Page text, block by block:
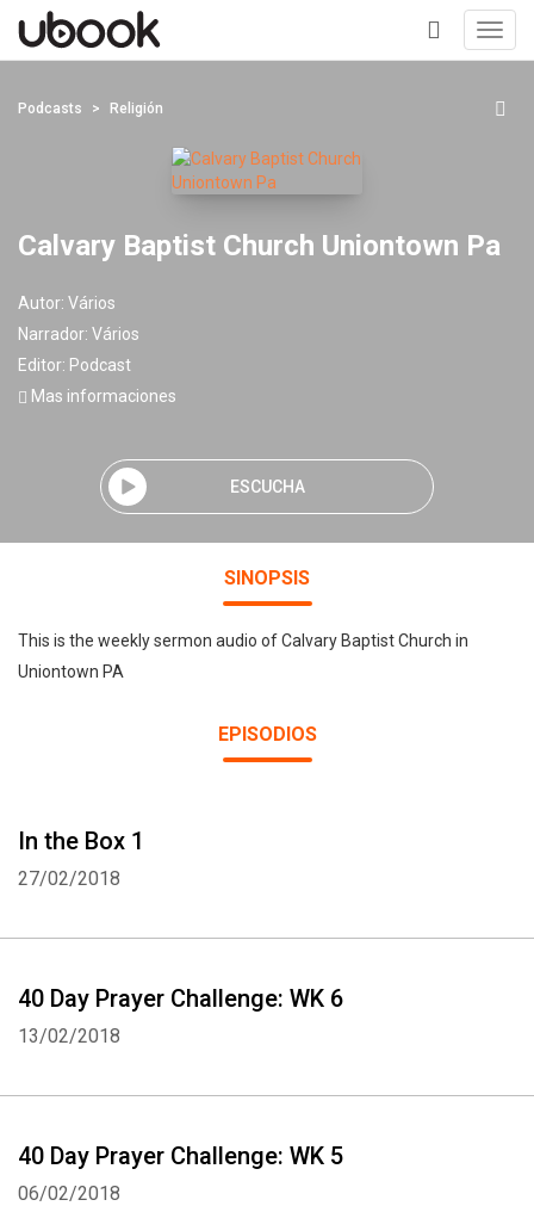
+
Podcasts Religión
Calvary Baptist Church Uniontown Pa
Autor: Vários
Narrador: Vários
Editor: Podcast
Mas informaciones
ESCUCHA
SINOPSIS
This is the weekly sermon audio of Calvary Baptist Church in
Uniontown PA
EPISODIOS
In the Box 1
27/02/2018
40 Day Prayer Challenge: WK 6
13/02/2018
40 Day Prayer Challenge: WK 5
06/02/2018